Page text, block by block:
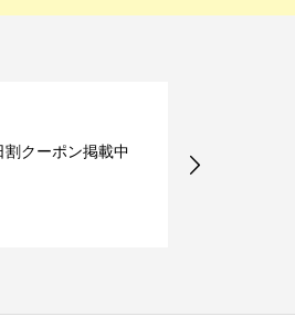
お客様ネイルっ！